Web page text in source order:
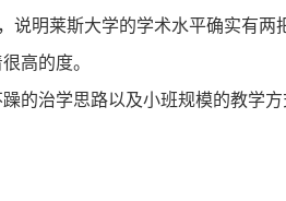
说明莱斯大学的学术水平确实有两
高的度。
的治学思路以及小班规模的教学